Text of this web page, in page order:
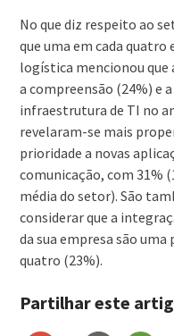
No que diz respeito ao
que uma em cada
logística mencionou que
a compreensão (24%) e
infraestrutura de TI no
revelaram-se mais
prioridade a novas
comunicação, com 31%
média do setor). São
considerar que a
da sua empresa são uma
quatro (23%).
Partilhar este